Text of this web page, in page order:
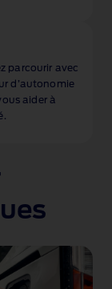
parcourir avec
d’autonomie
aider à